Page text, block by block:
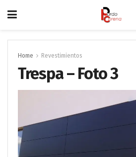
Home Revestimientos
Trespa – Foto 3